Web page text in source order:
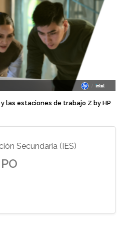
las estaciones de trabajo Z by HP
Secundaria (IES)